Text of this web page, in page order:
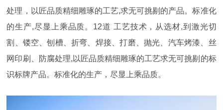
处理，以匠品质精细雕琢的工艺,求无可挑剔的产品。标准化
的生产,尽显上乘品质。12道 工艺技术，从选材,到激光切
割、镂空、刨槽、折弯、焊接、打磨、抛光、汽车烤漆、丝
网印刷、防腐处理,以匠品质精细雕琢的工艺求无可挑剔的标
识标牌产品。标准化的生产，尽显上乘品质。